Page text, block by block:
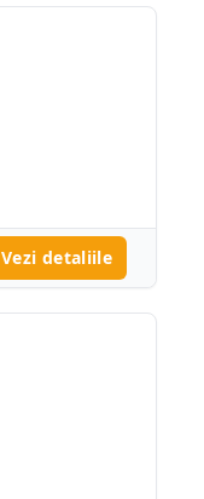
Vezi detaliile